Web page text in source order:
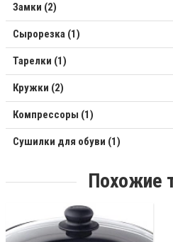
Замки (2)
Сырорезка (1)
Тарелки (1)
Кружки (2)
Компрессоры (1)
Сушилки для обуви (1)
Похожие